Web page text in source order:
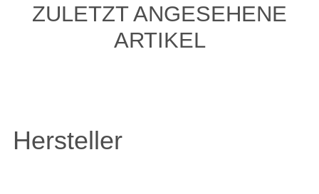
ZULETZT ANGESEHENE
ARTIKEL
Hersteller